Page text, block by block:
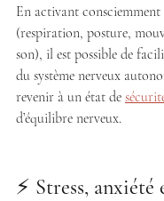
En activant consciemment
(respiration, posture,
son), il est possible de
du système nerveux
revenir à un état de
d’équilibre nerveux.
⚡️ Stress, anxiété